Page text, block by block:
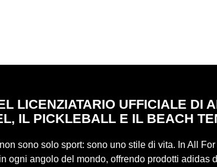
LICENZIATARIO UFFICIALE DI
IL PICKLEBALL E IL BEACH
sono solo sport: sono uno stile di vita. In All For
ogni angolo del mondo, offrendo prodotti adidas